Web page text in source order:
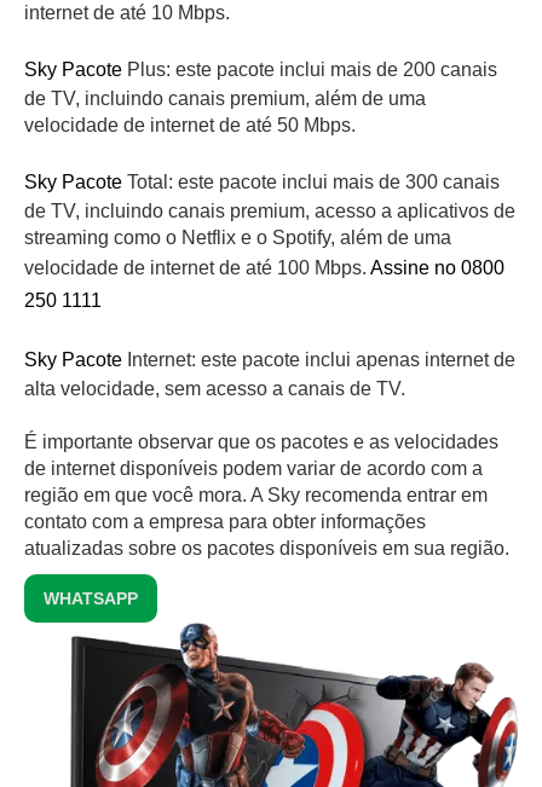
internet de até 10 Mbps.
Sky Pacote Plus: este pacote inclui mais de 200 canais
de TV, incluindo canais premium, além de uma
velocidade de internet de até 50 Mbps.
Sky Pacote Total: este pacote inclui mais de 300 canais
de TV, incluindo canais premium, acesso a aplicativos de
streaming como o Netflix e o Spotify, além de uma
velocidade de internet de até 100 Mbps. Assine no 0800
250 1111
Sky Pacote Internet: este pacote inclui apenas internet de
alta velocidade, sem acesso a canais de TV.
É importante observar que os pacotes e as velocidades
de internet disponíveis podem variar de acordo com a
região em que você mora. A Sky recomenda entrar em
contato com a empresa para obter informações
atualizadas sobre os pacotes disponíveis em sua região.
WHATSAPP